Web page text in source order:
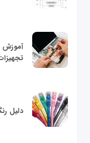
آموزش
دلیل